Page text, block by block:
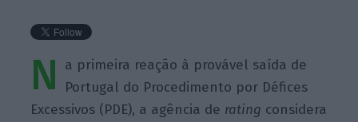
N
a primeira reação à provável saída de
Portugal do Procedimento por Défices
Excessivos (PDE), a agência de rating considera